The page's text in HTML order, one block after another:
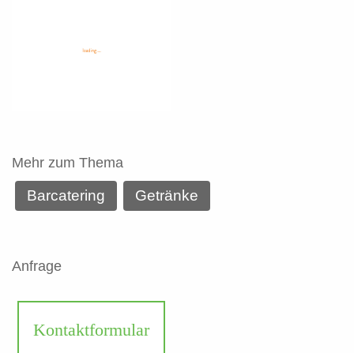
Mehr zum Thema
Barcatering Getränke
Anfrage
Kontaktformular